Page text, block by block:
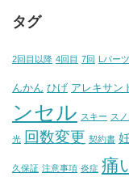
タグ
2回目以降 4回目 7回 Lパーツ
んかん ひげ アレキサン
ンセル スキー ス
光 回数変更 契約書
久保証 注意事項 炎症 痛